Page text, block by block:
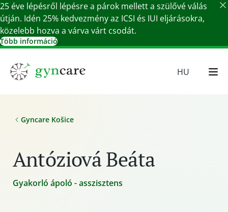
25 éve lépésről lépésre a párok mellett a szülővé válás
útján. Idén 25% kedvezmény az ICSI és IUI eljárásokra,
közelebb hozva a várva várt csodát.
Több információ
HU
Gyncare Košice
Antóziová Beáta
Gyakorló ápoló - asszisztens